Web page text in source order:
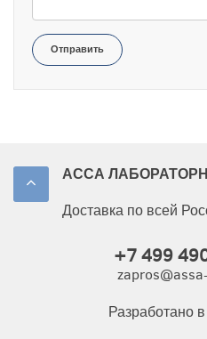
Отправить
АССА
Доставка по всей
+7 499
Разработано